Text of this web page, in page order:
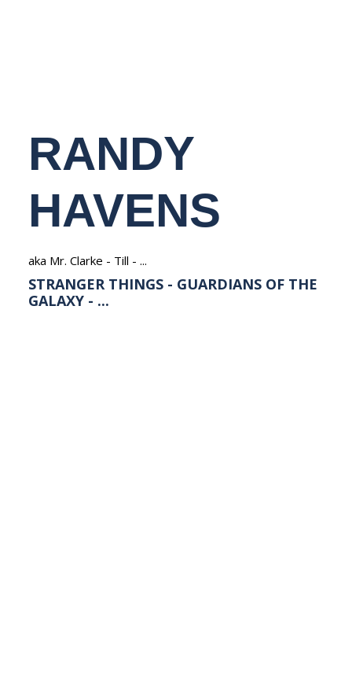
RANDY
HAVENS
aka Mr. Clarke - Till - ...
STRANGER THINGS - GUARDIANS OF THE
GALAXY - ...